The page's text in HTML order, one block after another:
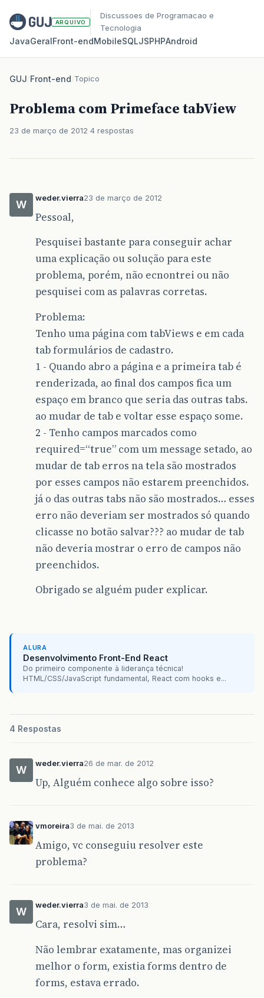
ARQUIVO
Discussoes de Programacao e
Tecnologia
JavaGeralFront‑endMobileSQLJSPHPAndroid
GUJ/Front-end/Topico
Problema com Primeface tabView
23 de março de 2012 4 respostas
W
weder.vierra23 de março de 2012
Pessoal,
Pesquisei bastante para conseguir achar
uma explicação ou solução para este
problema, porém, não ecnontrei ou não
pesquisei com as palavras corretas.
Problema:
Tenho uma página com tabViews e em cada
tab formulários de cadastro.
1 - Quando abro a página e a primeira tab é
renderizada, ao final dos campos fica um
espaço em branco que seria das outras tabs.
ao mudar de tab e voltar esse espaço some.
2 - Tenho campos marcados como
required=“true” com um message setado, ao
mudar de tab erros na tela são mostrados
por esses campos não estarem preenchidos.
já o das outras tabs não são mostrados… esses
erro não deveriam ser mostrados só quando
clicasse no botão salvar??? ao mudar de tab
não deveria mostrar o erro de campos não
preenchidos.
Obrigado se alguém puder explicar.
ALURA
Desenvolvimento Front-End React
Do primeiro componente à liderança técnica!
HTML/CSS/JavaScript fundamental, React com hooks e...
4 Respostas
W
weder.vierra26 de mar. de 2012
Up, Alguém conhece algo sobre isso?
vmoreira3 de mai. de 2013
Amigo, vc conseguiu resolver este
problema?
W
weder.vierra3 de mai. de 2013
Cara, resolvi sim…
Não lembrar exatamente, mas organizei
melhor o form, existia forms dentro de
forms, estava errado.